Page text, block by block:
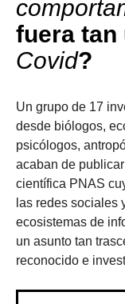
fuera tan
Covid?
Un grupo de 17
desde biólogos,
psicólogos,
acaban de
científica PNAS
las redes sociales
ecosistemas de
un asunto tan
reconocido e